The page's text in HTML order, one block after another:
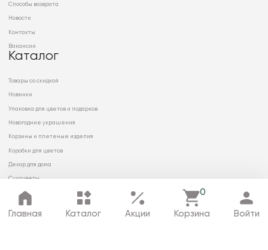
Главная Каталог Акции
0
Корзина Войти
Способы возврата
Новости
Контакты
Вакансии
Каталог
Товары со скидкой
Новинки
Упаковка для цветов и подарков
Новогодние украшения
Корзины и плетеные изделия
Коробки для цветов
Декор для дома
Сухоцветы
© 2026 ООО «МИРРЭЙ»